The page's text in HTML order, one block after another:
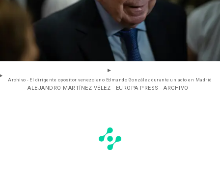
Archivo - El dirigente opositor venezolano Edmundo González durante un acto en Madrid
- ALEJANDRO MARTÍNEZ VÉLEZ - EUROPA PRESS - ARCHIVO